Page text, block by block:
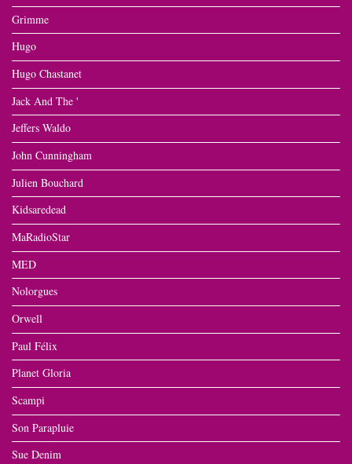
Grimme
Hugo
Hugo Chastanet
Jack And The '
Jeffers Waldo
John Cunningham
Julien Bouchard
Kidsaredead
MaRadioStar
MED
Nolorgues
Orwell
Paul Félix
Planet Gloria
Scampi
Son Parapluie
Sue Denim